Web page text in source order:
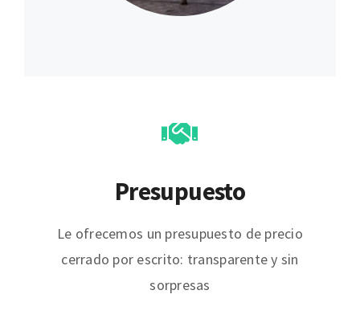
Presupuesto
Le ofrecemos un presupuesto de precio
cerrado por escrito: transparente y sin
sorpresas